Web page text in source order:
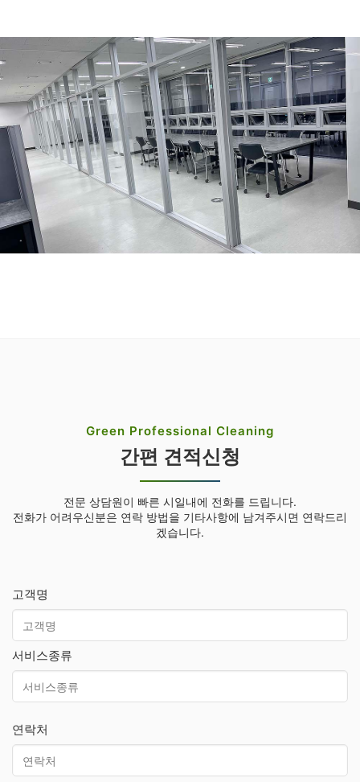
Green Professional Cleaning
간편 견적신청
전문 상담원이 빠른 시일내에 전화를 드립니다.
전화가 어려우신분은 연락 방법을 기타사항에 남겨주시면 연락드리
겠습니다.
고객명
서비스종류
연락처